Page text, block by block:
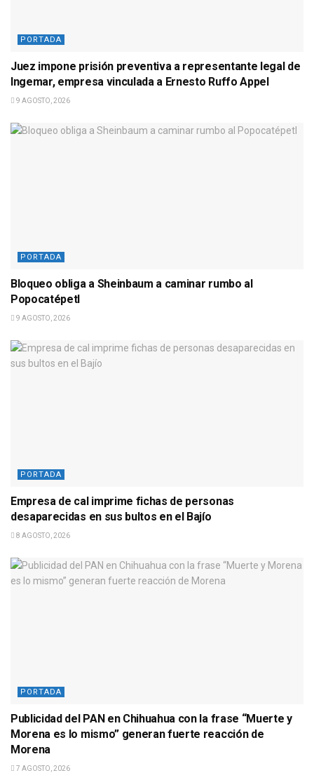
PORTADA
Juez impone prisión preventiva a representante legal de
Ingemar, empresa vinculada a Ernesto Ruffo Appel
9 AGOSTO, 2026
PORTADA
Bloqueo obliga a Sheinbaum a caminar rumbo al
Popocatépetl
9 AGOSTO, 2026
PORTADA
Empresa de cal imprime fichas de personas
desaparecidas en sus bultos en el Bajío
8 AGOSTO, 2026
PORTADA
Publicidad del PAN en Chihuahua con la frase “Muerte y
Morena es lo mismo” generan fuerte reacción de
Morena
7 AGOSTO, 2026